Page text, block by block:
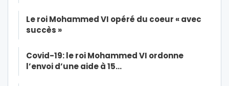
Le roi Mohammed VI opéré du coeur « avec
succès »
Covid-19: le roi Mohammed VI ordonne
l’envoi d’une aide à 15…